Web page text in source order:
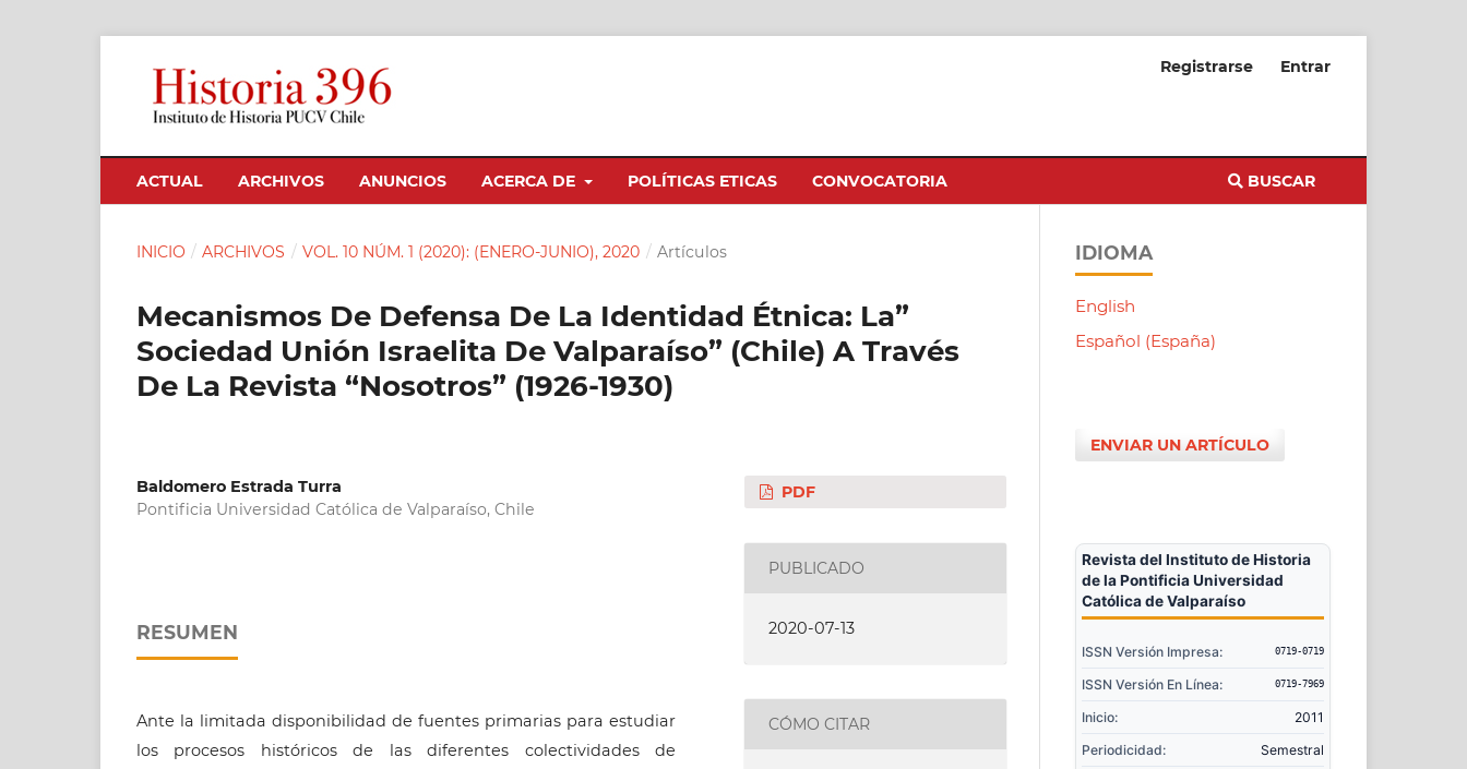
ACTUAL ARCHIVOS ANUNCIOS ACERCA DE POLÍTICAS ETICAS CONVOCATORIA BUSCAR
Registrarse Entrar
INICIO / ARCHIVOS / VOL. 10 NÚM. 1 (2020): (ENERO-JUNIO), 2020 / Artículos
Mecanismos De Defensa De La Identidad Étnica: La”
Sociedad Unión Israelita De Valparaíso” (Chile) A Través
De La Revista “Nosotros” (1926-1930)
Baldomero Estrada Turra
Pontificia Universidad Católica de Valparaíso, Chile
RESUMEN
Ante la limitada disponibilidad de fuentes primarias para estudiar
los procesos históricos de las diferentes colectividades de
PDF
PUBLICADO
2020-07-13
CÓMO CITAR
IDIOMA
English
Español (España)
ENVIAR UN ARTÍCULO
Revista del Instituto de Historia
de la Pontificia Universidad
Católica de Valparaíso
ISSN Versión Impresa: 0719-0719
ISSN Versión En Línea: 0719-7969
Inicio:
2011
Periodicidad:
Semestral